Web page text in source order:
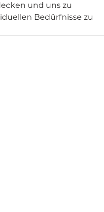
und uns zu
Bedürfnisse zu